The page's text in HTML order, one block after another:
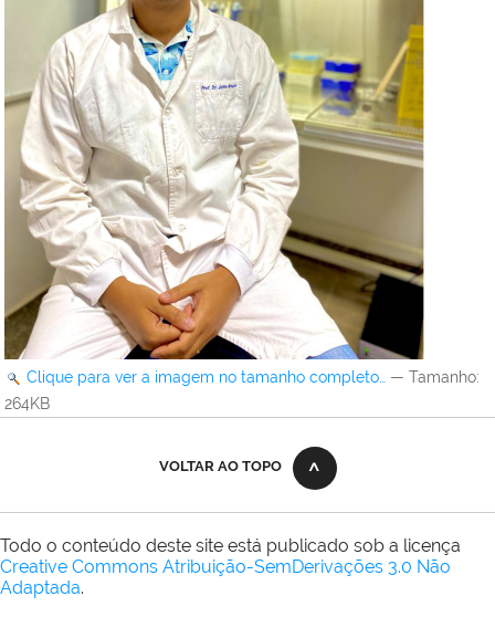
Clique para ver a imagem no tamanho completo… — Tamanho:
264KB
VOLTAR AO TOPO
Todo o conteúdo deste site está publicado sob a licença
Creative Commons Atribuição-SemDerivações 3.0 Não
Adaptada.